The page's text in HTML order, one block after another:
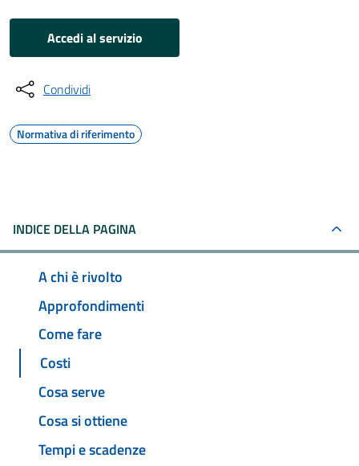
Accedi al servizio
Condividi
Normativa di riferimento
INDICE DELLA PAGINA
A chi è rivolto
Approfondimenti
Come fare
Costi
Cosa serve
Cosa si ottiene
Tempi e scadenze